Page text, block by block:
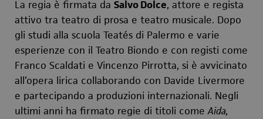
La regia è firmata da Salvo Dolce, attore e regista
attivo tra teatro di prosa e teatro musicale. Dopo
gli studi alla scuola Teatés di Palermo e varie
esperienze con il Teatro Biondo e con registi come
Franco Scaldati e Vincenzo Pirrotta, si è avvicinato
all’opera lirica collaborando con Davide Livermore
e partecipando a produzioni internazionali. Negli
ultimi anni ha firmato regie di titoli comeAida,